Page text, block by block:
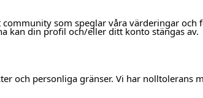
som speglar våra värderingar
kan din profil och/eller ditt konto stängas av.
och personliga gränser. Vi har